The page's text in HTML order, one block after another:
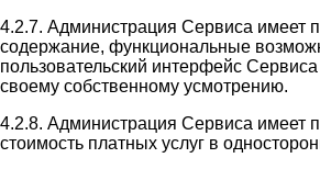
4.2.7. Администрация Сервиса имеет
содержание, функциональные
пользовательский интерфейс
своему собственному усмотрению.
4.2.8. Администрация Сервиса имеет
стоимость платных услуг в